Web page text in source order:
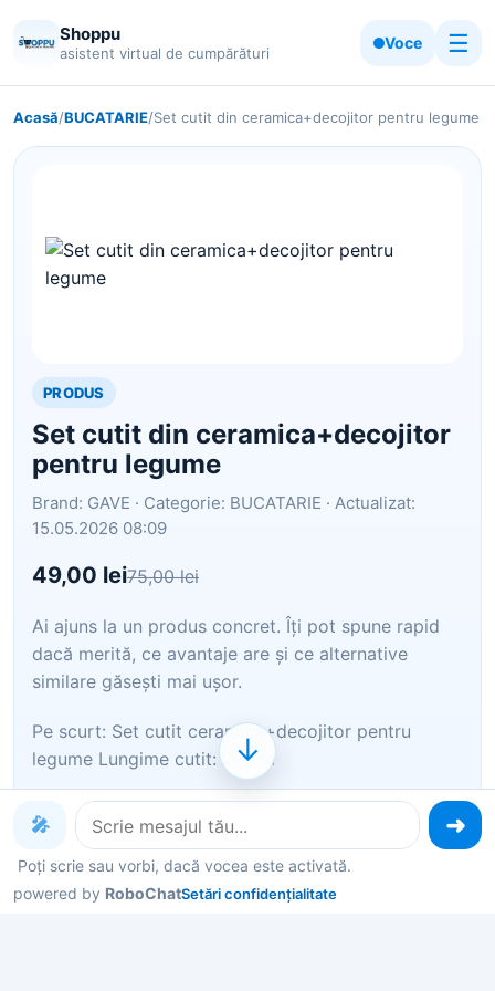
Shoppu
asistent virtual de cumpărături
Voce ☰
Acasă/BUCATARIE/Set cutit din ceramica+decojitor pentru legume
PRODUS
Set cutit din ceramica+decojitor
pentru legume
Brand: GAVE · Categorie: BUCATARIE · Actualizat:
15.05.2026 08:09
49,00 lei75,00 lei
Ai ajuns la un produs concret. Îți pot spune rapid
dacă merită, ce avantaje are și ce alternative
similare găsești mai ușor.
Pe scurt: Set cutit ceramica+decojitor pentru
legume Lungime cutit: 20 cm
Îți pot recomanda rapid produse similare sau
alternative mai bune din aceeași zonă.
opțiunile în funcție de preț, utilizare sau stil.
🎤
Poți scrie sau vorbi, dacă vocea este activată.
powered by RoboChatSetări confidențialitate
↓